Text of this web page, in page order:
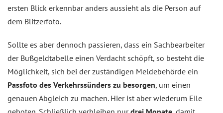
ersten Blick erkennbar anders aussieht als die Person auf
dem Blitzerfoto.
Sollte es aber dennoch passieren, dass ein Sachbearbeiter
der Bußgeldtabelle einen Verdacht schöpft, so besteht die
Möglichkeit, sich bei der zuständigen Meldebehörde ein
Passfoto des Verkehrssünders zu besorgen, um einen
genauen Abgleich zu machen. Hier ist aber wiederum Eile